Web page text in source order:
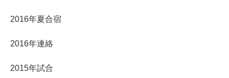
2016年夏合宿
2016年連絡
2015年試合